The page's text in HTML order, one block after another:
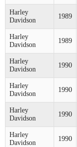
Harley
Davidson
1989
Harley
Davidson
1989
Harley
Davidson
1990
Harley
Davidson
1990
Harley
Davidson
1990
Harley
Davidson
1990